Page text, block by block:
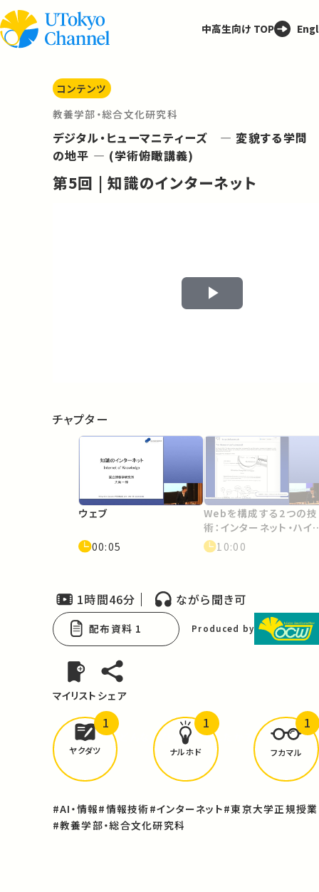
中高生向け TOP
コンテンツ
教養学部・総合文化研究科
デジタル・ヒューマニティーズ ― 変貌する学問
の地平 ― (学術俯瞰講義)
第5回 | 知識のインターネット
Play
チャプター
ウェブ
00:05
Webを構成する2つの技
術：インターネット・ハイ
ーテキスト
10:00
1時間46分 ながら聞き可
配布資料 1 Produced by
マイリスト シェア
どんな学びがありましたか？
ヤクダツ
1
ナルホド
1
フカマル
1
#AI・情報#情報技術#インターネット#東京大学正規授業
#教養学部・総合文化研究科